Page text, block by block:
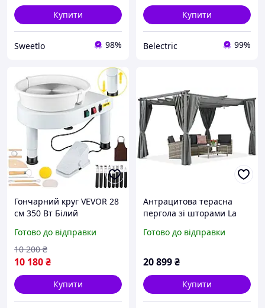
Купити
Sweetlo 98%
Купити
Belectric 99%
Гончарний круг VEVOR 28
см 350 Вт Білий
круг з ножною педаллю,
міні-гончарний круг зі
Готово до відправки
10 180₴
10 200 ₴
Купити
Антрацитова терасна
пергола зі шторами La
Готово до відправки
20 899₴
Купити